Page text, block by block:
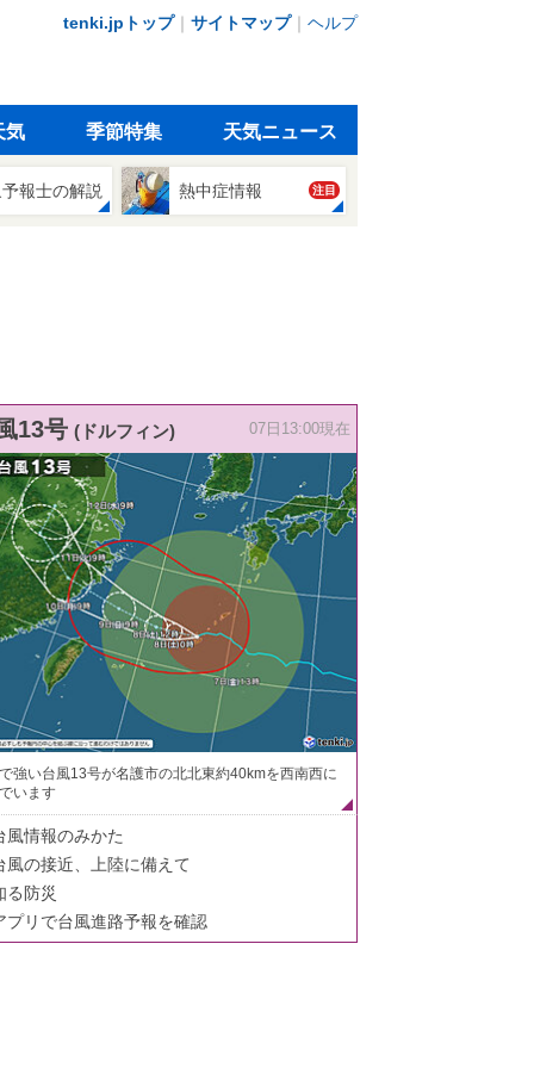
tenki.jpトップ｜ サイトマップ｜ ヘルプ
気 季節特集 天気ニュース
報士の解説 熱中症情報 注目
13号 (ドルフィン) 07日13:00現在
強い台風13号が名護市の北北東約40kmを西南西に
います
風情報のみかた
風の接近、上陸に備えて
る防災
プリで台風進路予報を確認